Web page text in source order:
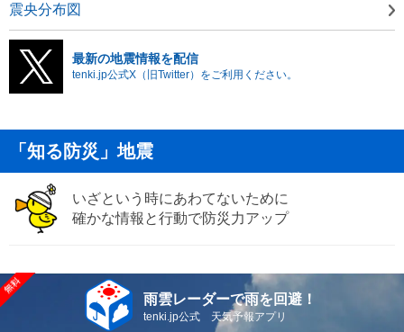
震央分布図
最新の地震情報を配信
tenki.jp公式X（旧Twitter）をご利用ください。
「知る防災」地震
いざという時にあわてないために
確かな情報と行動で防災力アップ
雨雲レーダーで雨を回避！
tenki.jp公式 天気予報アプリ